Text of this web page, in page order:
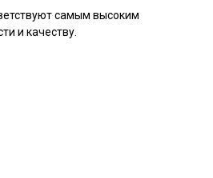
самым высоким
и качеству.